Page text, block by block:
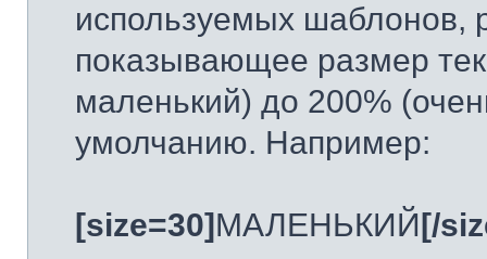
используемых
показывающее размер
маленький) до 200%
умолчанию. Например:
[size=30]МАЛЕНЬКИЙ[/